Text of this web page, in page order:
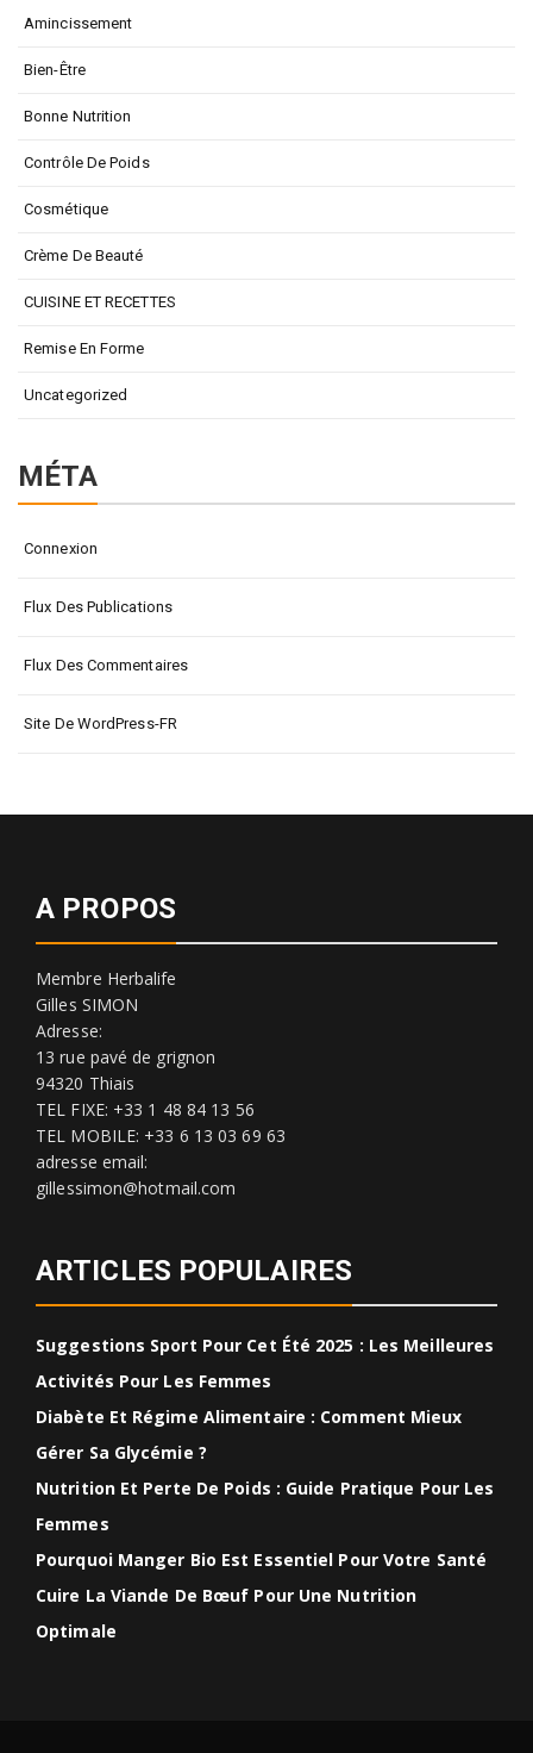
Amincissement
Bien-Être
Bonne Nutrition
Contrôle De Poids
Cosmétique
Crème De Beauté
CUISINE ET RECETTES
Remise En Forme
Uncategorized
MÉTA
Connexion
Flux Des Publications
Flux Des Commentaires
Site De WordPress-FR
A PROPOS
Membre Herbalife
Gilles SIMON
Adresse:
13 rue pavé de grignon
94320 Thiais
TEL FIXE: +33 1 48 84 13 56
TEL MOBILE: +33 6 13 03 69 63
adresse email:
gillessimon@hotmail.com
ARTICLES POPULAIRES
Suggestions Sport Pour Cet Été 2025 : Les Meilleures
Activités Pour Les Femmes
Diabète Et Régime Alimentaire : Comment Mieux
Gérer Sa Glycémie ?
Nutrition Et Perte De Poids : Guide Pratique Pour Les
Femmes
Pourquoi Manger Bio Est Essentiel Pour Votre Santé
Cuire La Viande De Bœuf Pour Une Nutrition
Optimale